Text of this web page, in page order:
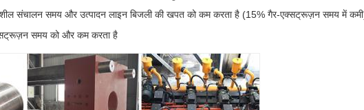
संचालन समय और उत्पादन लाइन बिजली की खपत को कम करता है (15% गैर-एक्सट्रूज़न समय में
समय को और कम करता है